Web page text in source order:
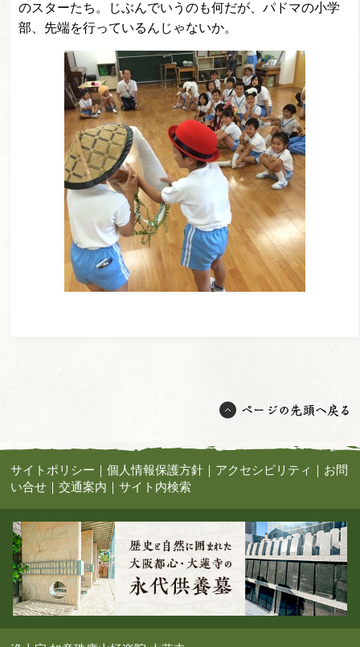
のスターたち。じぶんでいうのも何だが、パドマの小学
部、先端を行っているんじゃないか。
サイトポリシー ｜個人情報保護方針 ｜ アクセシビリティ ｜ お問
い合せ ｜交通案内 ｜サイト内検索